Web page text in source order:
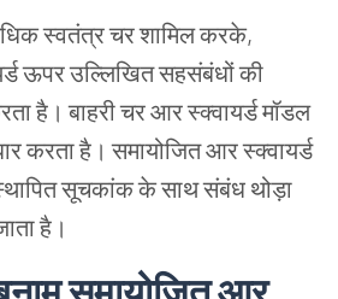
स्वतंत्र चर शामिल करके,
ऊपर उल्लिखित सहसंबंधों की
है। बाहरी चर आर स्क्वायर्ड मॉडल
करता है। समायोजित आर स्क्वायर्ड
स्थापित सूचकांक के साथ संबंध थोड़ा
है।